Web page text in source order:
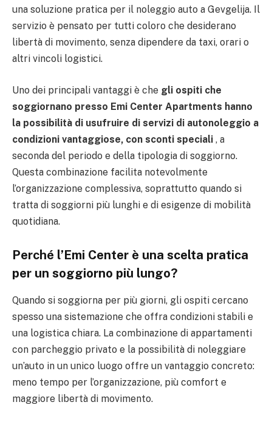
una soluzione pratica per il noleggio auto a Gevgelija. Il
servizio è pensato per tutti coloro che desiderano
libertà di movimento, senza dipendere da taxi, orari o
altri vincoli logistici.
Uno dei principali vantaggi è che gli ospiti che
soggiornano presso Emi Center Apartments hanno
la possibilità di usufruire di servizi di autonoleggio a
condizioni vantaggiose, con sconti speciali , a
seconda del periodo e della tipologia di soggiorno.
Questa combinazione facilita notevolmente
l’organizzazione complessiva, soprattutto quando si
tratta di soggiorni più lunghi e di esigenze di mobilità
quotidiana.
Perché l’Emi Center è una scelta pratica
per un soggiorno più lungo?
Quando si soggiorna per più giorni, gli ospiti cercano
spesso una sistemazione che offra condizioni stabili e
una logistica chiara. La combinazione di appartamenti
con parcheggio privato e la possibilità di noleggiare
un’auto in un unico luogo offre un vantaggio concreto:
meno tempo per l’organizzazione, più comfort e
maggiore libertà di movimento.